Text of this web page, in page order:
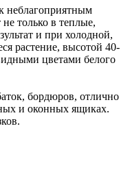
неблагоприятным
только в теплые,
и при холодной,
растение, высотой 40-
цветами белого
бордюров, отлично
и оконных ящиках.